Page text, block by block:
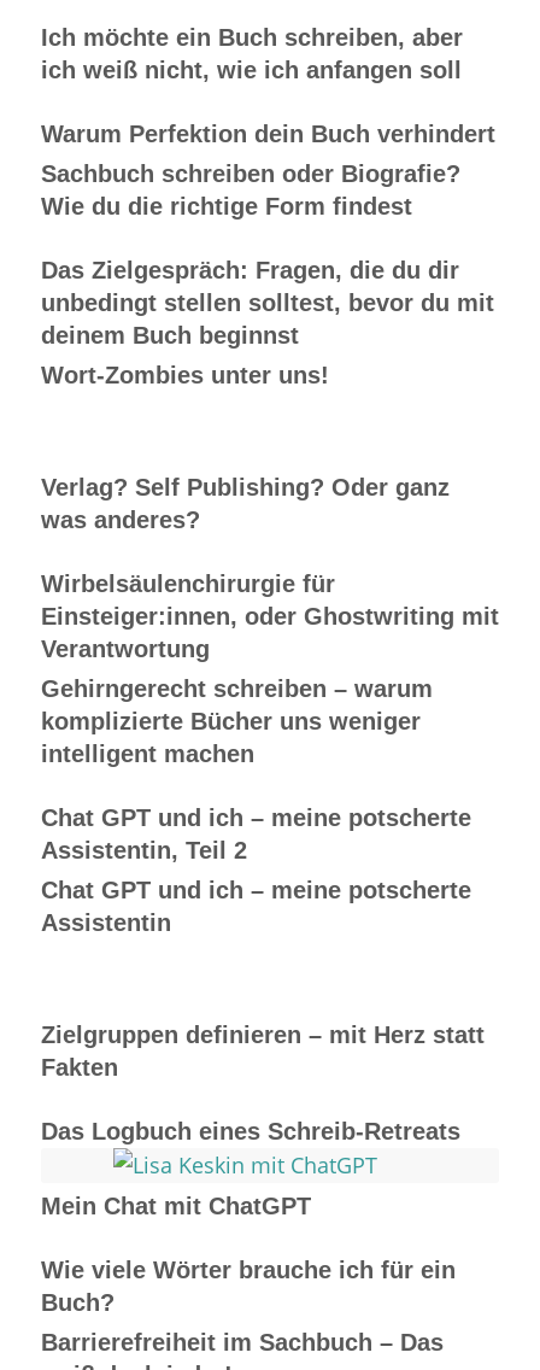
Ich möchte ein Buch schreiben, aber
ich weiß nicht, wie ich anfangen soll
Warum Perfektion dein Buch verhindert
Sachbuch schreiben oder Biografie?
Wie du die richtige Form findest
Das Zielgespräch: Fragen, die du dir
unbedingt stellen solltest, bevor du mit
deinem Buch beginnst
Wort-Zombies unter uns!
Verlag? Self Publishing? Oder ganz
was anderes?
Wirbelsäulenchirurgie für
Einsteiger:innen, oder Ghostwriting mit
Verantwortung
Gehirngerecht schreiben – warum
komplizierte Bücher uns weniger
intelligent machen
Chat GPT und ich – meine potscherte
Assistentin, Teil 2
Chat GPT und ich – meine potscherte
Assistentin
Zielgruppen definieren – mit Herz statt
Fakten
Das Logbuch eines Schreib-Retreats
Mein Chat mit ChatGPT
Wie viele Wörter brauche ich für ein
Buch?
Barrierefreiheit im Sachbuch – Das